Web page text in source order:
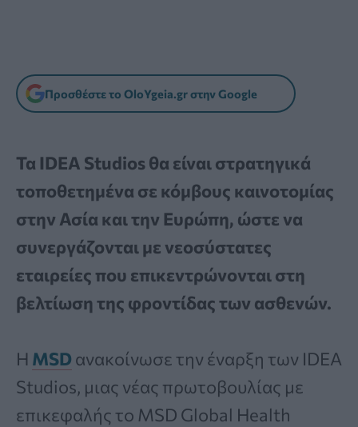
Προσθέστε το OloYgeia.gr στην Google
Τα IDEA Studios θα είναι στρατηγικά
τοποθετημένα σε κόμβους καινοτομίας
στην Ασία και την Ευρώπη, ώστε να
συνεργάζονται με νεοσύστατες
εταιρείες που επικεντρώνονται στη
βελτίωση της φροντίδας των ασθενών.
Η MSD ανακοίνωσε την έναρξη των IDEA
Studios, μιας νέας πρωτοβουλίας με
επικεφαλής το MSD Global Health